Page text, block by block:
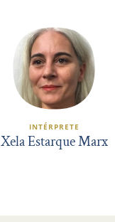
INTÉRPRETE
Xela Estarque Marx